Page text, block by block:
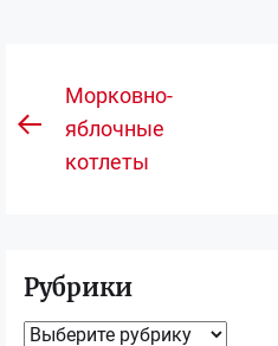
Навигация
по
записям
Предыдущая
запись:
Морковно-
яблочные
котлеты
Рубрики
Рубрики